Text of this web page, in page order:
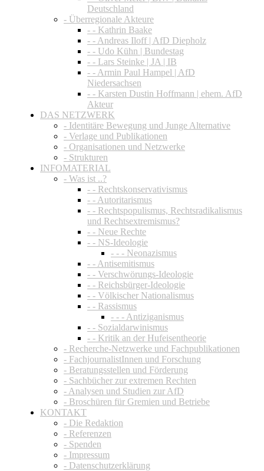
Deutschland
- Überregionale Akteure
- - Kathrin Baake
- - Andreas Iloff | AfD Diepholz
- - Udo Kühn | Bundestag
- - Lars Steinke | JA | IB
- - Armin Paul Hampel | AfD
Niedersachsen
- - Karsten Dustin Hoffmann | ehem. AfD
Akteur
DAS NETZWERK
- Identitäre Bewegung und Junge Alternative
- Verlage und Publikationen
- Organisationen und Netzwerke
- Strukturen
INFOMATERIAL
- Was ist ..?
- - Rechtskonservativismus
- - Autoritarismus
- - Rechtspopulismus, Rechtsradikalismus
und Rechtsextremismus?
- - Neue Rechte
- - NS-Ideologie
- - - Neonazismus
- - Antisemitismus
- - Verschwörungs-Ideologie
- - Reichsbürger-Ideologie
- - Völkischer Nationalismus
- - Rassismus
- - - Antiziganismus
- - Sozialdarwinismus
- - Kritik an der Hufeisentheorie
- Recherche-Netzwerke und Fachpublikationen
- FachjournalistInnen und Forschung
- Beratungsstellen und Förderung
- Sachbücher zur extremen Rechten
- Analysen und Studien zur AfD
- Broschüren für Gremien und Betriebe
KONTAKT
- Die Redaktion
- Referenzen
- Spenden
- Impressum
- Datenschutzerklärung